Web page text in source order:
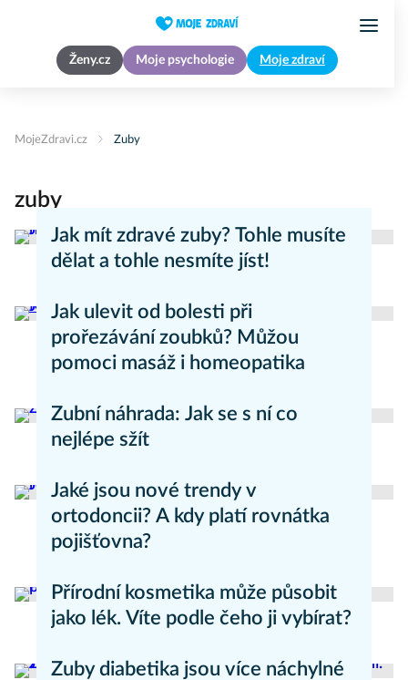
Ženy.cz Moje psychologie Moje zdraví
MojeZdravi.cz Zuby
zuby
Jak mít zdravé zuby? Tohle musíte
dělat a tohle nesmíte jíst!
Jak ulevit od bolesti při
prořezávání zoubků? Můžou
pomoci masáž i homeopatika
Zubní náhrada: Jak se s ní co
nejlépe sžít
Jaké jsou nové trendy v
ortodoncii? A kdy platí rovnátka
pojišťovna?
Přírodní kosmetika může působit
jako lék. Víte podle čeho ji vybírat?
Zuby diabetika jsou více náchylné